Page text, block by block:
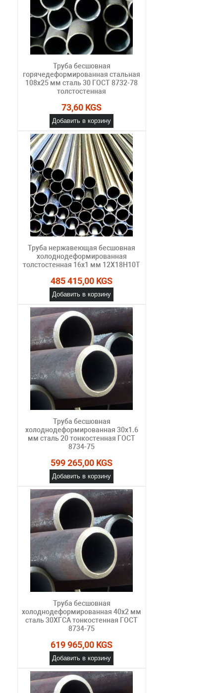
Труба бесшовная
горячедеформированная стальная
108х25 мм сталь 30 ГОСТ 8732-78
толстостенная
73,60 KGS
Добавить в корзину
Труба нержавеющая бесшовная
холоднодеформированная
толстостенная 16х1 мм 12Х18Н10Т
485 415,00 KGS
Добавить в корзину
Труба бесшовная
холоднодеформированная 30х1.6
мм сталь 20 тонкостенная ГОСТ
8734-75
599 265,00 KGS
Добавить в корзину
Труба бесшовная
холоднодеформированная 40х2 мм
сталь 30ХГСА тонкостенная ГОСТ
8734-75
619 965,00 KGS
Добавить в корзину